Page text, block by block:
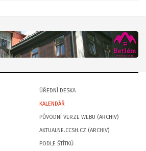
ÚŘEDNÍ DESKA
KALENDÁŘ
PŮVODNÍ VERZE WEBU (ARCHIV)
AKTUALNE.CCSH.CZ (ARCHIV)
PODLE ŠTÍTKŮ